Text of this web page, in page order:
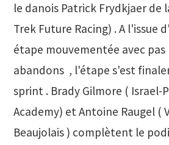
le danois Patrick Frydkjaer de
Trek Future Racing) . A l'issue
étape mouvementée avec pas
abandons , l'étape s'est
sprint . Brady Gilmore ( Israel-
Academy) et Antoine Raugel (
Beaujolais ) complètent le